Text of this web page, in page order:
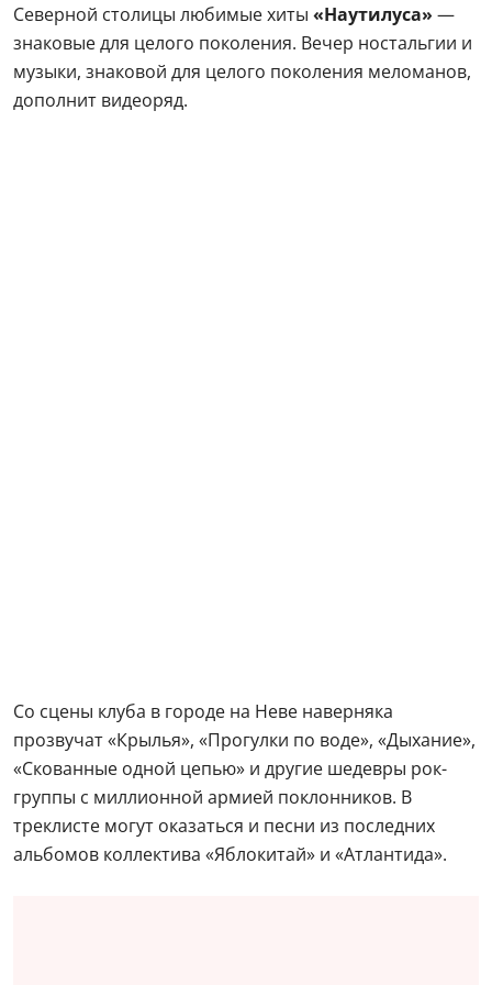
Северной столицы любимые хиты «Наутилуса» —
знаковые для целого поколения. Вечер ностальгии и
музыки, знаковой для целого поколения меломанов,
дополнит видеоряд.
Со сцены клуба в городе на Неве наверняка
прозвучат «Крылья», «Прогулки по воде», «Дыхание»,
«Скованные одной цепью» и другие шедевры рок-
группы с миллионной армией поклонников. В
треклисте могут оказаться и песни из последних
альбомов коллектива «Яблокитай» и «Атлантида».